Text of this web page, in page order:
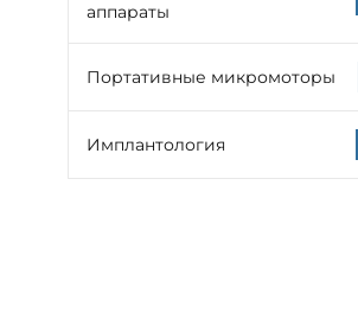
аппараты
Портативные микромоторы
Имплантология